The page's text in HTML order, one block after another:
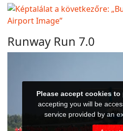
Runway Run 7.0